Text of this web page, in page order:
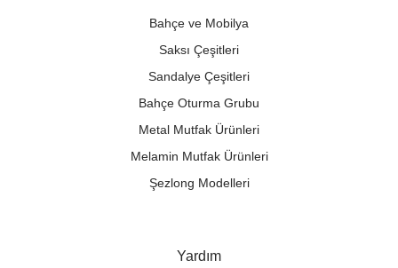
Bahçe ve Mobilya
Saksı Çeşitleri
Sandalye Çeşitleri
Bahçe Oturma Grubu
Metal Mutfak Ürünleri
Melamin Mutfak Ürünleri
Şezlong Modelleri
Yardım